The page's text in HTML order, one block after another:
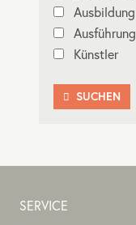
Ausbildung
Ausführung
Künstler
 SUCHEN
SERVICE